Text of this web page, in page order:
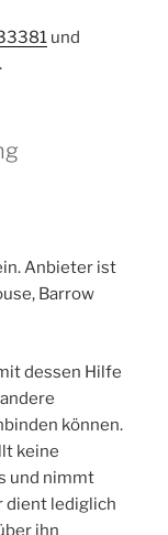
und
.
Anbieter ist
Barrow
dessen Hilfe
können.
keine
und nimmt
dient lediglich
ihn